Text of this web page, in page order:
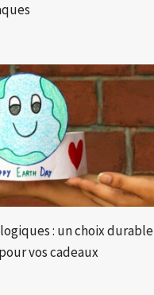
: un choix durable
vos cadeaux